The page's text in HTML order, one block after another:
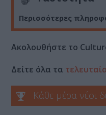
Περισσότερες
Ακολουθήστε το
Δείτε όλα τα
Κάθε μέρα νέοι